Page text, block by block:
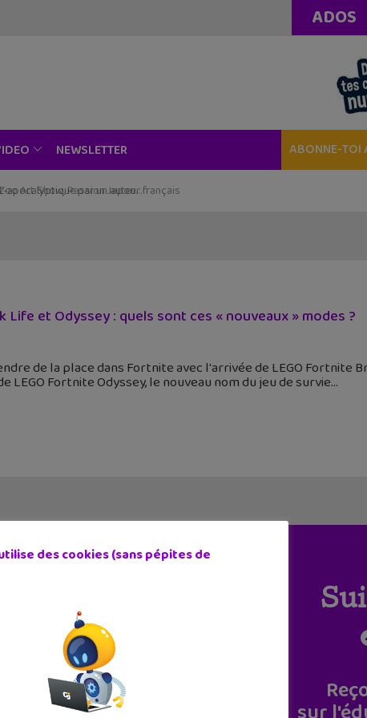
ADOS
NEWSLETTER ABONNE-TOI
Art Show, Passion Japon…
Life et Odyssey : quels sont ces « nouveaux » modes ?
de la place dans Fortnite avec l'arrivée de LEGO Fortnite
LEGO Fortnite Odyssey, le nouveau nom du jeu de survie
des cookies (sans pépites de